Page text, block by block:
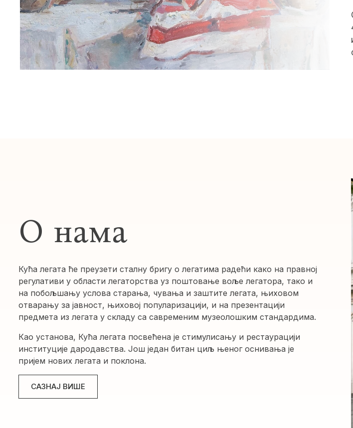
О нама
Кућа легата ће преузети сталну бригу о легатима радећи како на правној
регулативи у области легаторства уз поштовање воље легатора, тако и
на побољшању услова старања, чувања и заштите легата, њиховом
отварању за јавност, њиховој популаризацији, и на презентацији
предмета из легата у складу са савременим музеолошким стандардима.
Као установа, Кућа легата посвећена је стимулисању и рестаурацији
институције дародавства. Још један битан циљ њеног оснивања је
пријем нових легата и поклона.
САЗНАЈ ВИШЕ